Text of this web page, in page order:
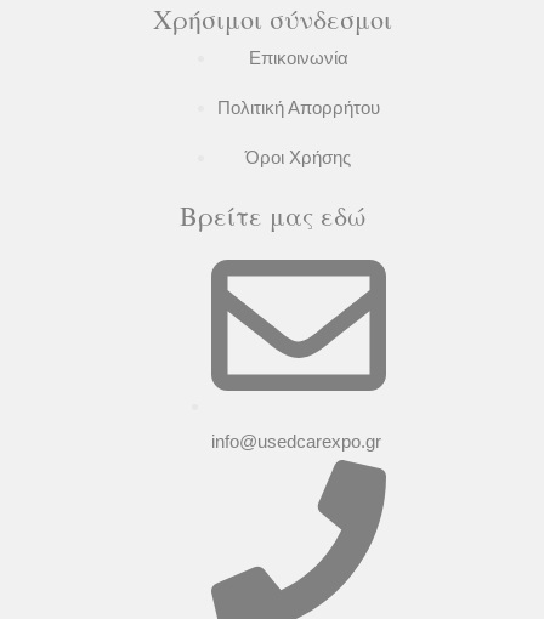
Χρήσιμοι σύνδεσμοι
Επικοινωνία
Πολιτική Απορρήτου
Όροι Χρήσης
Βρείτε μας εδώ
info@usedcarexpo.gr